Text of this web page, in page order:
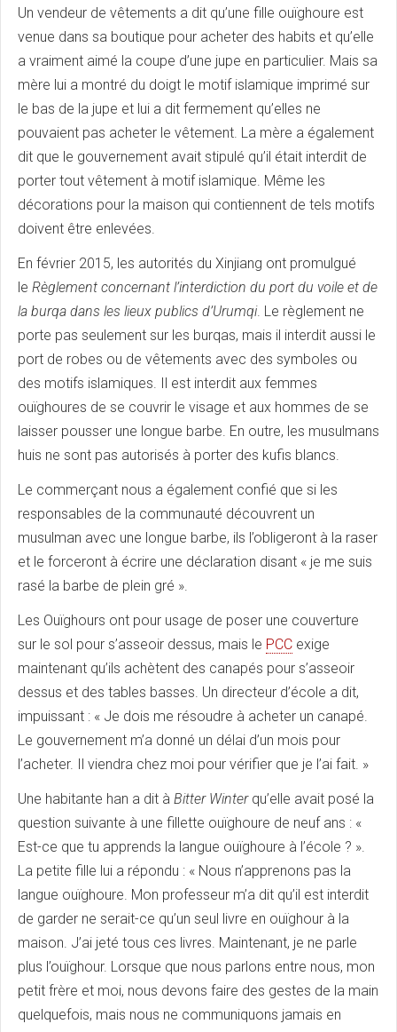
Un vendeur de vêtements a dit qu’une fille ouïghoure est
venue dans sa boutique pour acheter des habits et qu’elle
a vraiment aimé la coupe d’une jupe en particulier. Mais sa
mère lui a montré du doigt le motif islamique imprimé sur
le bas de la jupe et lui a dit fermement qu’elles ne
pouvaient pas acheter le vêtement. La mère a également
dit que le gouvernement avait stipulé qu’il était interdit de
porter tout vêtement à motif islamique. Même les
décorations pour la maison qui contiennent de tels motifs
doivent être enlevées.
En février 2015, les autorités du Xinjiang ont promulgué
le Règlement concernant l’interdiction du port du voile et de
la burqa dans les lieux publics d’Urumqi. Le règlement ne
porte pas seulement sur les burqas, mais il interdit aussi le
port de robes ou de vêtements avec des symboles ou
des motifs islamiques. Il est interdit aux femmes
ouïghoures de se couvrir le visage et aux hommes de se
laisser pousser une longue barbe. En outre, les musulmans
huis ne sont pas autorisés à porter des kufis blancs.
Le commerçant nous a également confié que si les
responsables de la communauté découvrent un
musulman avec une longue barbe, ils l’obligeront à la raser
et le forceront à écrire une déclaration disant « je me suis
rasé la barbe de plein gré ».
Les Ouïghours ont pour usage de poser une couverture
sur le sol pour s’asseoir dessus, mais le PCC exige
maintenant qu’ils achètent des canapés pour s’asseoir
dessus et des tables basses. Un directeur d’école a dit,
impuissant : « Je dois me résoudre à acheter un canapé.
Le gouvernement m’a donné un délai d’un mois pour
l’acheter. Il viendra chez moi pour vérifier que je l’ai fait. »
Une habitante han a dit à Bitter Winterqu’elle avait posé la
question suivante à une fillette ouïghoure de neuf ans : «
Est-ce que tu apprends la langue ouïghoure à l’école ? ».
La petite fille lui a répondu : « Nous n’apprenons pas la
langue ouïghoure. Mon professeur m’a dit qu’il est interdit
de garder ne serait-ce qu’un seul livre en ouïghour à la
maison. J’ai jeté tous ces livres. Maintenant, je ne parle
plus l’ouïghour. Lorsque que nous parlons entre nous, mon
petit frère et moi, nous devons faire des gestes de la main
quelquefois, mais nous ne communiquons jamais en